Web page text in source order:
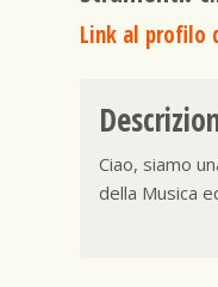
Link al profilo
Ciao, siamo
della Musica